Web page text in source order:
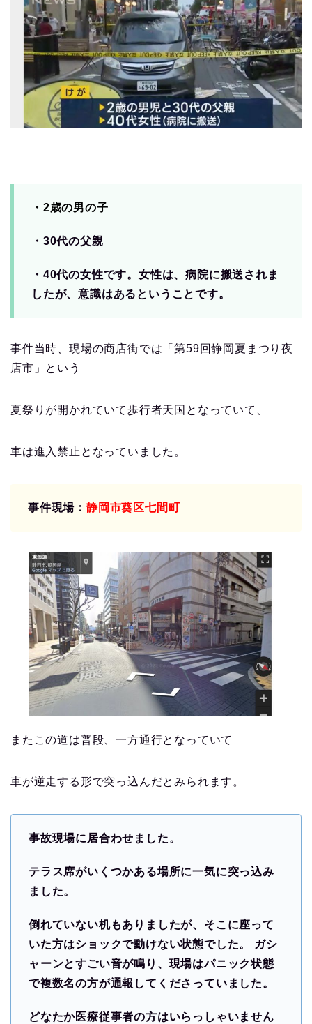
・2歳の男の子
・30代の父親
・40代の女性です。女性は、病院に搬送されま
したが、意識はあるということです。
事件当時、現場の商店街では「第59回静岡夏まつり夜
店市」という
夏祭りが開かれていて歩行者天国となっていて、
車は進入禁止となっていました。
事件現場： 静岡市葵区七間町
またこの道は普段、一方通行となっていて
車が逆走する形で突っ込んだとみられます。
事故現場に居合わせました。
テラス席がいくつかある場所に一気に突っ込み
ました。
倒れていない机もありましたが、そこに座って
いた方はショックで動けない状態でした。 ガシ
ャーンとすごい音が鳴り、現場はパニック状態
で複数名の方が通報してくださっていました。
どなたか医療従事者の方はいらっしゃいません